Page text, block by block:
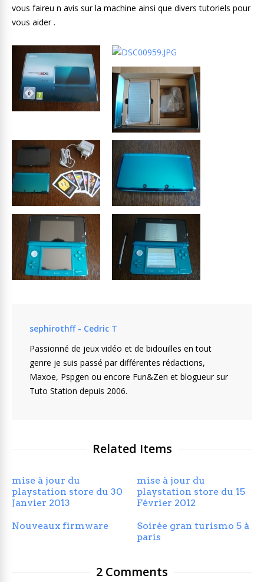
vous faireu n avis sur la machine ainsi que divers tutoriels pour
vous aider .
sephirothff - Cedric T
Passionné de jeux vidéo et de bidouilles en tout
genre je suis passé par différentes rédactions,
Maxoe, Pspgen ou encore Fun&Zen et blogueur sur
Tuto Station depuis 2006.
Related Items
mise à jour du
playstation store du 30
Janvier 2013
mise à jour du
playstation store du 15
Février 2012
Nouveaux firmware
Soirée gran turismo 5 à
paris
2 Comments